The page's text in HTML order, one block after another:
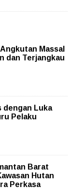
Massal
dan Terjangkau
dengan Luka
Pelaku
Barat
Hutan
Perkasa